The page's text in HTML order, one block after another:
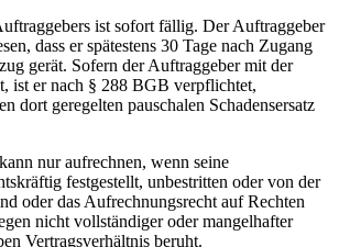
ist sofort fällig. Der Auftraggeber
dass er spätestens 30 Tage nach Zugang
gerät. Sofern der Auftraggeber mit der
ist er nach § 288 BGB verpflichtet,
dort geregelten pauschalen Schadensersatz
nur aufrechnen, wenn seine
festgestellt, unbestritten oder von der
oder das Aufrechnungsrecht auf Rechten
nicht vollständiger oder mangelhafter
Vertragsverhältnis beruht.